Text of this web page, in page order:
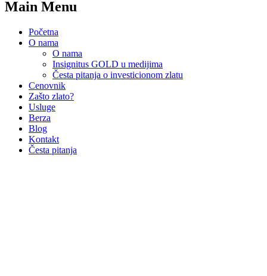
Main Menu
Početna
O nama
O nama
Insignitus GOLD u medijima
Česta pitanja o investicionom zlatu
Cenovnik
Zašto zlato?
Usluge
Berza
Blog
Kontakt
Česta pitanja